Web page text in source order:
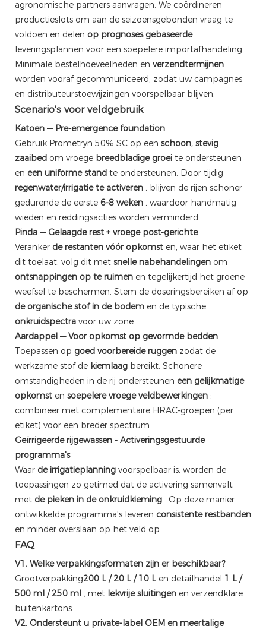
agronomische partners aanvragen. We coördineren
productieslots om aan de seizoensgebonden vraag te
voldoen en delen op prognoses gebaseerde
leveringsplannen voor een soepelere importafhandeling.
Minimale bestelhoeveelheden en verzendtermijnen
worden vooraf gecommuniceerd, zodat uw campagnes
en distributeurstoewijzingen voorspelbaar blijven.
Scenario's voor veldgebruik
Katoen — Pre-emergence foundation
Gebruik Prometryn 50% SC op een schoon, stevig
zaaibed om vroege breedbladige groei te ondersteunen
en een uniforme stand te ondersteunen. Door tijdig
regenwater/irrigatie te activeren , blijven de rijen schoner
gedurende de eerste 6-8 weken , waardoor handmatig
wieden en reddingsacties worden verminderd.
Pinda — Gelaagde rest + vroege post-gerichte
Veranker de restanten vóór opkomst en, waar het etiket
dit toelaat, volg dit met snelle nabehandelingen om
ontsnappingen op te ruimen en tegelijkertijd het groene
weefsel te beschermen. Stem de doseringsbereiken af ​​op
de organische stof in de bodem en de typische
onkruidspectra voor uw zone.
Aardappel — Voor opkomst op gevormde bedden
Toepassen op goed voorbereide ruggen zodat de
werkzame stof de kiemlaag bereikt. Schonere
omstandigheden in de rij ondersteunen een gelijkmatige
opkomst en soepelere vroege veldbewerkingen ;
combineer met complementaire HRAC-groepen (per
etiket) voor een breder spectrum.
Geïrrigeerde rijgewassen - Activeringsgestuurde
programma's
Waar de irrigatieplanning voorspelbaar is, worden de
toepassingen zo getimed dat de activering samenvalt
met de pieken in de onkruidkieming . Op deze manier
ontwikkelde programma's leveren consistente restbanden
en minder overslaan op het veld op.
FAQ
V1. Welke verpakkingsformaten zijn er beschikbaar?
Grootverpakking200 L / 20 L / 10 L en detailhandel 1 L /
500 ml / 250 ml , met lekvrije sluitingen en verzendklare
buitenkartons.
V2. Ondersteunt u private-label OEM en meertalige